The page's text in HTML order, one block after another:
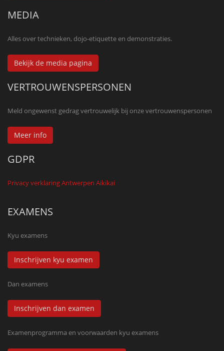
MEDIA
Alles over technieken, dojo-etiquette en demonstraties.
Bekijk de media pagina
VERTROUWENSPERSONEN
Meld ongewenst gedrag vertrouwelijk bij onze vertrouwenspersonen
Meer info
GDPR
Privacy verklaring Antwerpen Aikikai
EXAMENS
Kyu examens
Inschrijven kyu examen
Dan examens
Inschrijven dan examen
Examenprogramma en voorwaarden kyu examens